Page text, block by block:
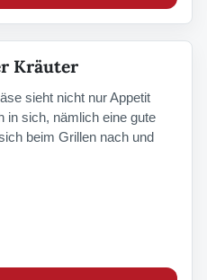
Kräuter
sieht nicht nur Appetit
in sich, nämlich eine gute
beim Grillen nach und